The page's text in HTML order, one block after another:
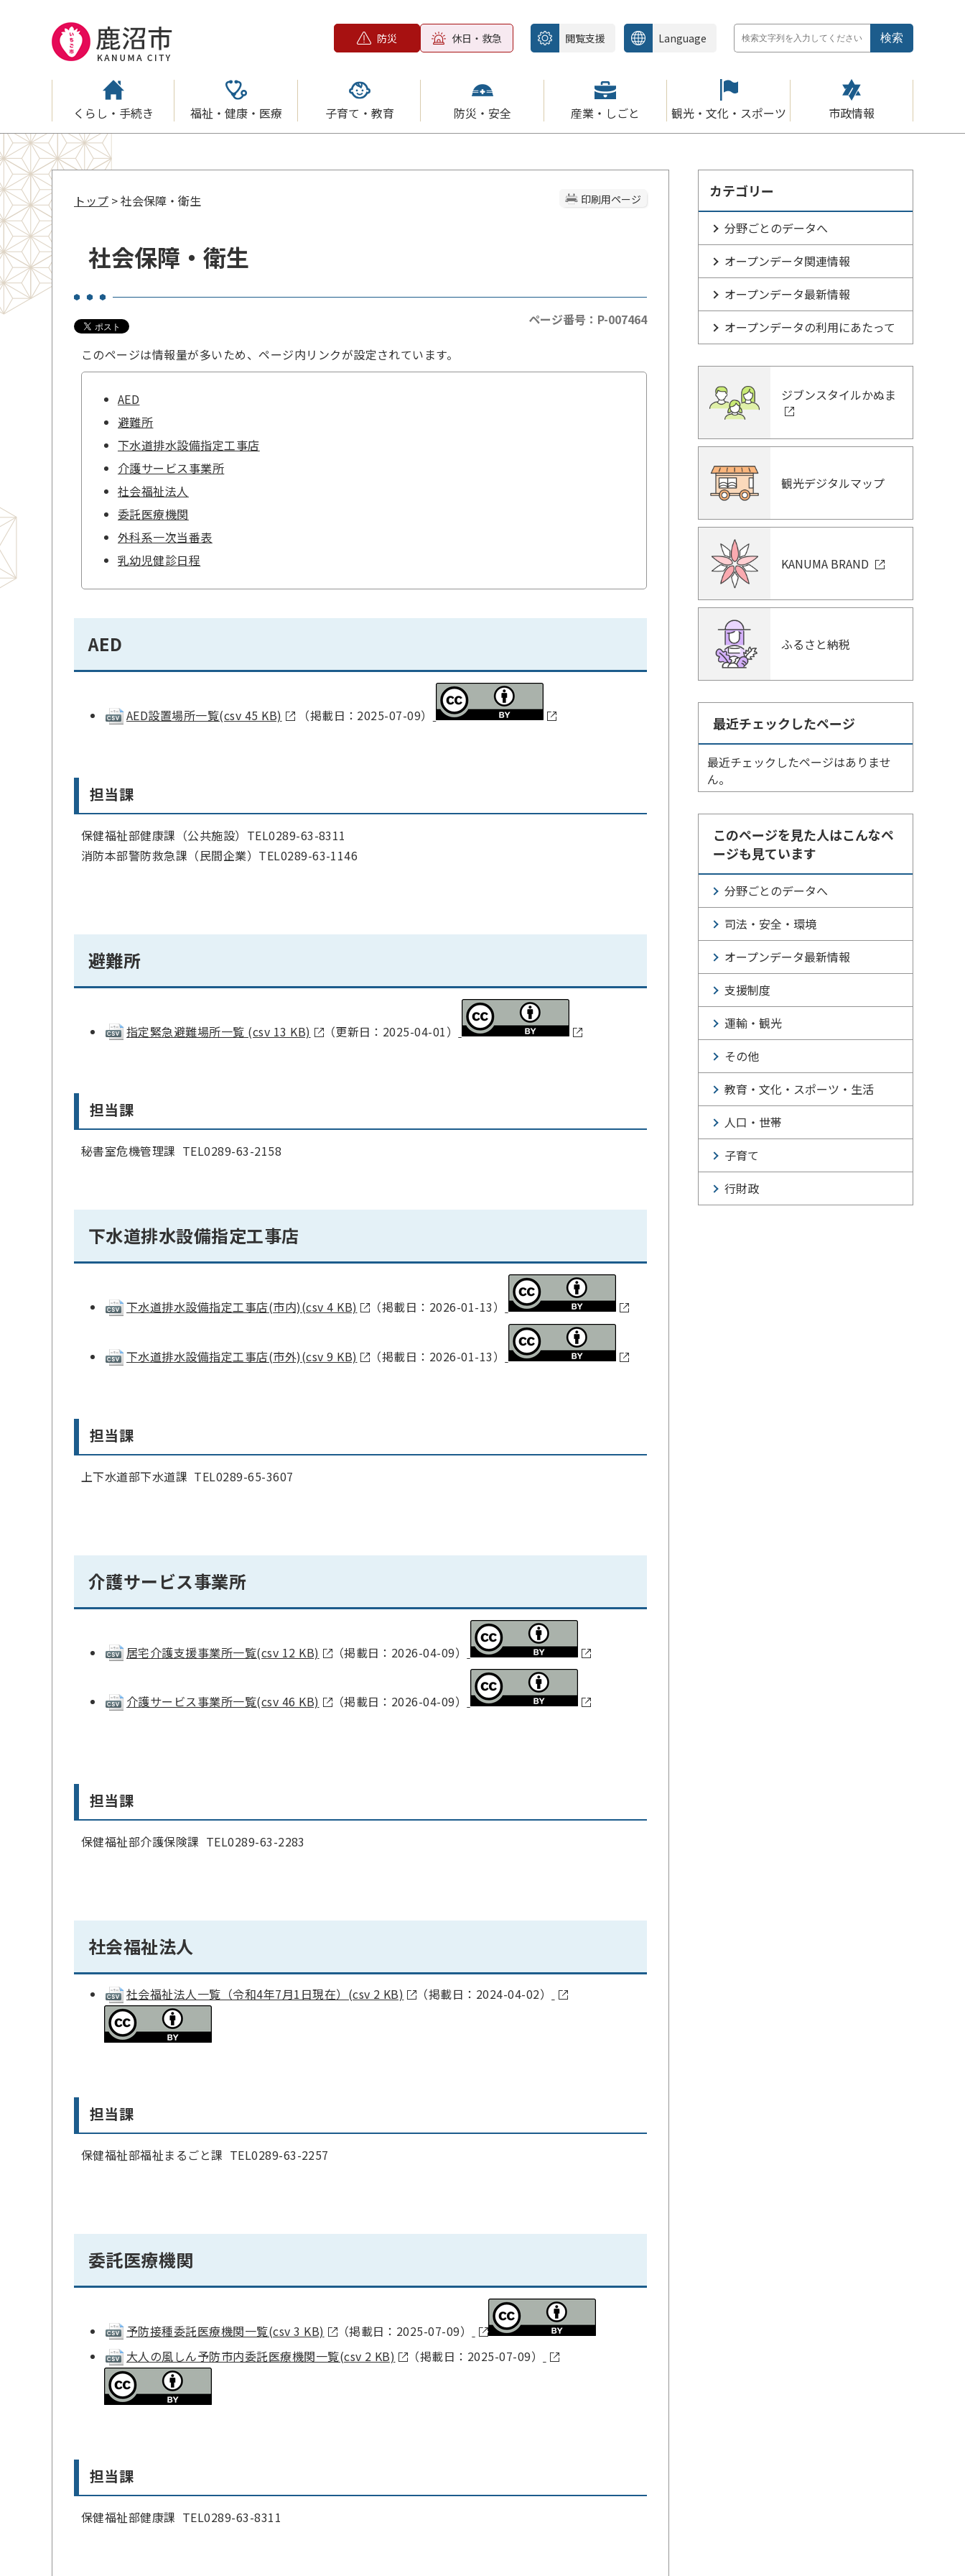
防災 休日・救急 閲覧支援 Language
くらし・手続き 福祉・健康・医療 子育て・教育 防災・安全 産業・しごと 観光・文化・スポーツ 市政情報
印刷用ページ
トップ > 社会保障・衛生
社会保障・衛生
ページ番号：P-007464
このページは情報量が多いため、ページ内リンクが設定されています。
AED
避難所
下水道排水設備指定工事店
介護サービス事業所
社会福祉法人
委託医療機関
外科系一次当番表
乳幼児健診日程
AED
AED設置場所一覧(csv 45 KB) （掲載日：2025-07-09）
担当課
保健福祉部健康課（公共施設）TEL0289-63-8311
消防本部警防救急課（民間企業）TEL0289-63-1146
避難所
指定緊急避難場所一覧 (csv 13 KB) （更新日：2025-04-01）
担当課
秘書室危機管理課 TEL0289-63-2158
下水道排水設備指定工事店
下水道排水設備指定工事店(市内)(csv 4 KB) （掲載日：2026-01-13）
下水道排水設備指定工事店(市外)(csv 9 KB) （掲載日：2026-01-13）
担当課
上下水道部下水道課 TEL0289-65-3607
介護サービス事業所
居宅介護支援事業所一覧(csv 12 KB) （掲載日：2026-04-09）
介護サービス事業所一覧(csv 46 KB) （掲載日：2026-04-09）
担当課
保健福祉部介護保険課 TEL0289-63-2283
社会福祉法人
社会福祉法人一覧（令和4年7月1日現在）(csv 2 KB) （掲載日：2024-04-02）
担当課
保健福祉部福祉まるごと課 TEL0289-63-2257
委託医療機関
予防接種委託医療機関一覧(csv 3 KB)
（掲載日：2025-07-09）
大人の風しん予防市内委託医療機関一覧(csv 2 KB)
（掲載日：2025-07-09）
担当課
保健福祉部健康課 TEL0289-63-8311
カテゴリー
分野ごとのデータへ
オープンデータ関連情報
オープンデータ最新情報
オープンデータの利用にあたって
ジブンスタイルかぬま
観光デジタルマップ
KANUMA BRAND
ふるさと納税
最近チェックしたページ
最近チェックしたページはありませ
ん。
このページを見た人はこんなペ
ージも見ています
分野ごとのデータへ
司法・安全・環境
オープンデータ最新情報
支援制度
運輸・観光
その他
教育・文化・スポーツ・生活
人口・世帯
子育て
行財政